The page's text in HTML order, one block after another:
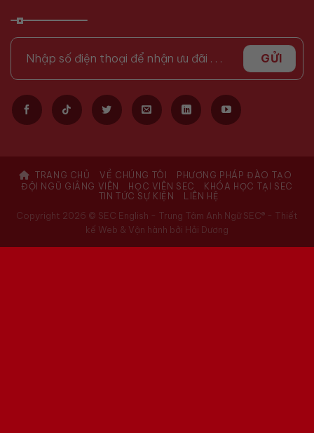
TRANG CHỦ VỀ CHÚNG TÔI
PHƯƠNG PHÁP ĐÀO TẠO
ĐỘI NGŨ GIẢNG VIÊN
HỌC VIÊN SEC
KHÓA HỌC TẠI SEC
TIN TỨC SỰ KIỆN
LIÊN HỆ
Copyright 2026 © SEC English - Trung Tâm Anh Ngữ SEC® - Thiết
kế Web & Vận hành bởi Hải Dương